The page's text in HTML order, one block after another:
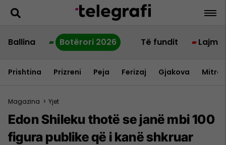
Ballina Botërori 2026 Të fundit Lajme
Prishtina Prizreni Peja Ferizaj Gjakova
Magazina > Yjet
Edon Shileku thotë se janë mbi 100
figura publike që i kanë shkruar